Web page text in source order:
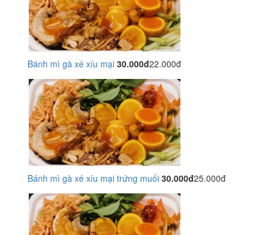
Bánh mì gà xé xíu mại 30.000đ22.000đ
Bánh mì gà xé xíu mại trứng muối 30.000đ25.000đ